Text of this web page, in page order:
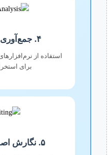
استفاده از نرم‌افزارهای
برای استخراج